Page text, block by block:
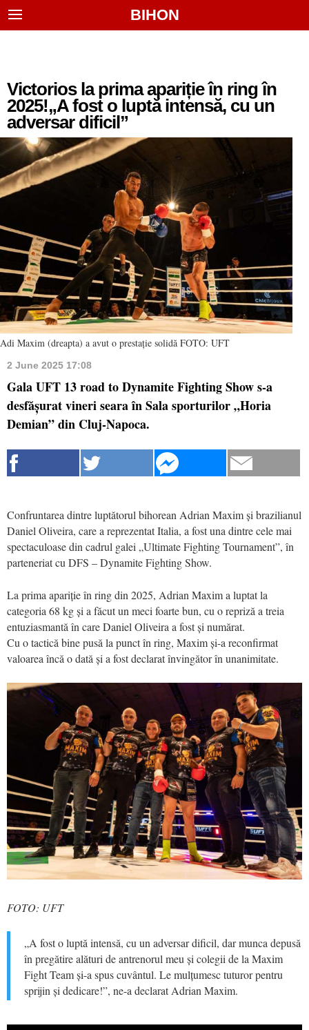
BIHON
Victorios la prima apariție în ring în
2025!„A fost o luptă intensă, cu un
adversar dificil”
Adi Maxim (dreapta) a avut o prestație solidă FOTO: UFT
2 June 2025 17:08
Gala UFT 13 road to Dynamite Fighting Show s-a
desfășurat vineri seara în Sala sporturilor „Horia
Demian” din Cluj-Napoca.
Confruntarea dintre luptătorul bihorean Adrian Maxim și brazilianul
Daniel Oliveira, care a reprezentat Italia, a fost una dintre cele mai
spectaculoase din cadrul galei „Ultimate Fighting Tournament”, în
parteneriat cu DFS – Dynamite Fighting Show.
La prima apariție în ring din 2025, Adrian Maxim a luptat la
categoria 68 kg și a făcut un meci foarte bun, cu o repriză a treia
entuziasmantă în care Daniel Oliveira a fost și numărat.
Cu o tactică bine pusă la punct în ring, Maxim și-a reconfirmat
valoarea încă o dată și a fost declarat învingător în unanimitate.
FOTO: UFT
„A fost o luptă intensă, cu un adversar dificil, dar munca depusă
în pregătire alături de antrenorul meu și colegii de la Maxim
Fight Team și-a spus cuvântul. Le mulțumesc tuturor pentru
sprijin și dedicare!”, ne-a declarat Adrian Maxim.